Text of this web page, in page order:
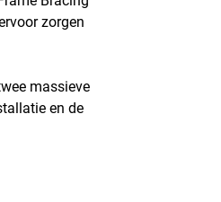
zorgen
massieve
en de